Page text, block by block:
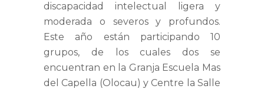
discapacidad intelectual ligera y
moderada o severos y profundos.
Este año están participando 10
grupos, de los cuales dos se
encuentran en la Granja Escuela Mas
del Capella (Olocau) y Centre la Salle